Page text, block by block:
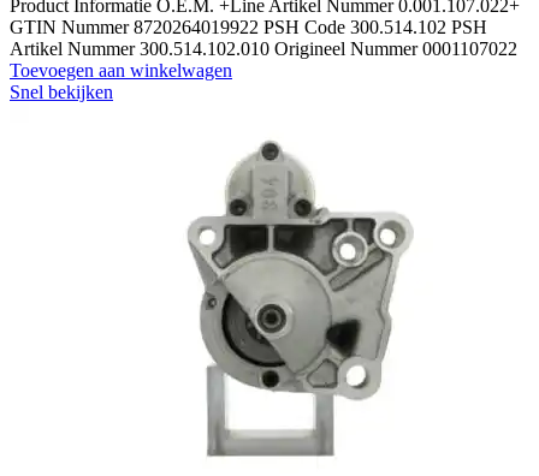
Product Informatie O.E.M. +Line Artikel Nummer 0.001.107.022+
GTIN Nummer 8720264019922 PSH Code 300.514.102 PSH
Artikel Nummer 300.514.102.010 Origineel Nummer 0001107022
Toevoegen aan winkelwagen
Snel bekijken